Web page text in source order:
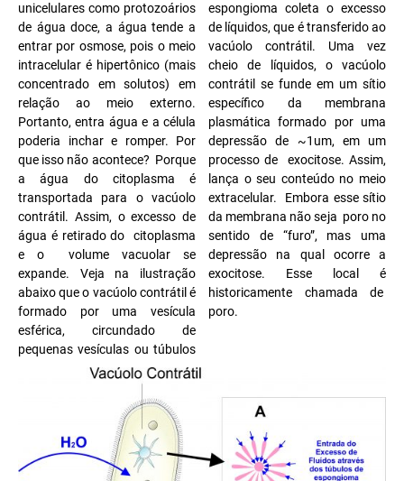
unicelulares como protozoários
de água doce, a água tende a
entrar por osmose, pois o meio
intracelular é hipertônico (mais
concentrado em solutos) em
relação ao meio externo.
Portanto, entra água e a célula
poderia inchar e romper. Por
que isso não acontece? Porque
a água do citoplasma é
transportada para o vacúolo
contrátil. Assim, o excesso de
água é retirado do citoplasma
e o volume vacuolar se
expande. Veja na ilustração
abaixo que o vacúolo contrátil é
formado por uma vesícula
esférica, circundado de
pequenas vesículas ou túbulos
espongioma coleta o excesso
de líquidos, que é transferido ao
vacúolo contrátil. Uma vez
cheio de líquidos, o vacúolo
contrátil se funde em um sítio
específico da membrana
plasmática formado por uma
depressão de ~1um, em um
processo de exocitose. Assim,
lança o seu conteúdo no meio
extracelular. Embora esse sítio
da membrana não seja poro no
sentido de “furo”, mas uma
depressão na qual ocorre a
exocitose. Esse local é
historicamente chamada de
poro.